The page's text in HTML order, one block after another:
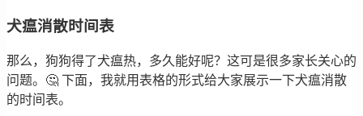
犬瘟消散时间表
那么，狗狗得了犬瘟热，多久能好呢？这可是很多家长关心的
问题。🤔 下面，我就用表格的形式给大家展示一下犬瘟消散
的时间表。